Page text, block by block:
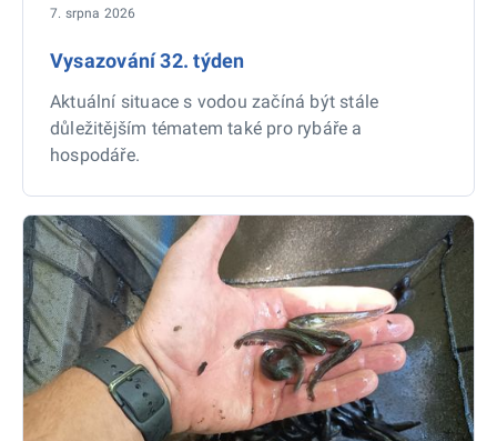
7. srpna 2026
Vysazování 32. týden
Aktuální situace s vodou začíná být stále
důležitějším tématem také pro rybáře a
hospodáře.